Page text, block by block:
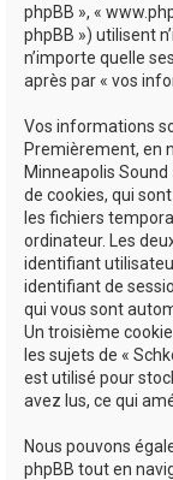
phpBB », «
phpBB ») utilisent
n’importe quelle
après par « vos
Vos informations
Premièrement, en
Minneapolis Sound
de cookies, qui
les fichiers
ordinateur. Les
identifiant
identifiant de
qui vous sont
Un troisième
les sujets de «
est utilisé pour
avez lus, ce qui
Nous pouvons
phpBB tout en